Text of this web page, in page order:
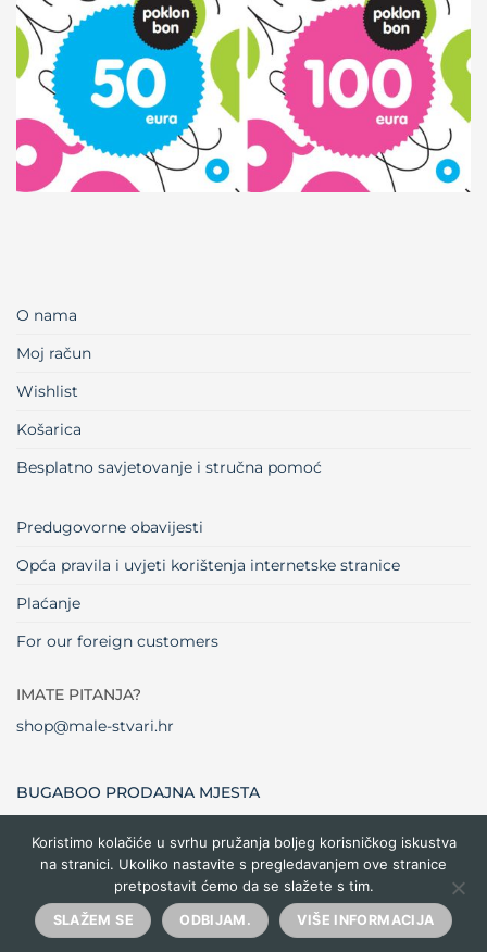
O nama
Moj račun
Wishlist
Košarica
Besplatno savjetovanje i stručna pomoć
Predugovorne obavijesti
Opća pravila i uvjeti korištenja internetske stranice
Plaćanje
For our foreign customers
IMATE PITANJA?
shop@male-stvari.hr
BUGABOO PRODAJNA MJESTA
Visa MasterCardMaestro Dinners
Club
Credit
Card
Cash
Delivery
Copyright 2026 ©Male stvari
Koristimo kolačiće u svrhu pružanja boljeg korisničkog iskustva
na stranici. Ukoliko nastavite s pregledavanjem ove stranice
pretpostavit ćemo da se slažete s tim.
SLAŽEM SE ODBIJAM. VIŠE INFORMACIJA